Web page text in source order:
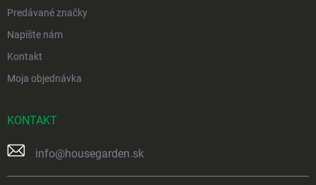
Predávané značky
Napíšte nám
Kontakt
Moja objednávka
KONTAKT
info@housegarden.sk